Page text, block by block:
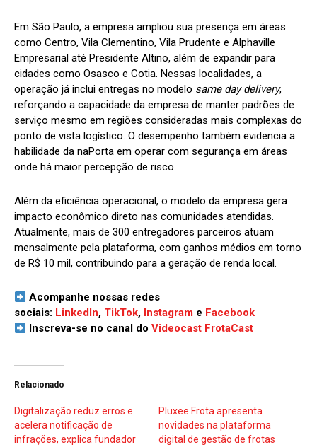
Em São Paulo, a empresa ampliou sua presença em áreas
como Centro, Vila Clementino, Vila Prudente e Alphaville
Empresarial até Presidente Altino, além de expandir para
cidades como Osasco e Cotia. Nessas localidades, a
operação já inclui entregas no modelo same day delivery,
reforçando a capacidade da empresa de manter padrões de
serviço mesmo em regiões consideradas mais complexas do
ponto de vista logístico. O desempenho também evidencia a
habilidade da naPorta em operar com segurança em áreas
onde há maior percepção de risco.
Além da eficiência operacional, o modelo da empresa gera
impacto econômico direto nas comunidades atendidas.
Atualmente, mais de 300 entregadores parceiros atuam
mensalmente pela plataforma, com ganhos médios em torno
de R$ 10 mil, contribuindo para a geração de renda local.
Acompanhe nossas redes
sociais: LinkedIn, TikTok, Instagram e Facebook
Inscreva-se no canal doVideocast FrotaCast
Relacionado
Digitalização reduz erros e
acelera notificação de
infrações, explica fundador
Pluxee Frota apresenta
novidades na plataforma
digital de gestão de frotas